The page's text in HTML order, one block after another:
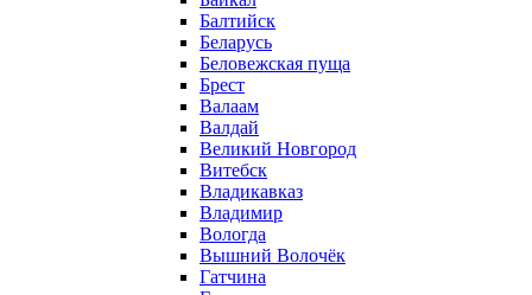
Балтийск
Беларусь
Беловежская пуща
Брест
Валаам
Валдай
Великий Новгород
Витебск
Владикавказ
Владимир
Вологда
Вышний Волочёк
Гатчина